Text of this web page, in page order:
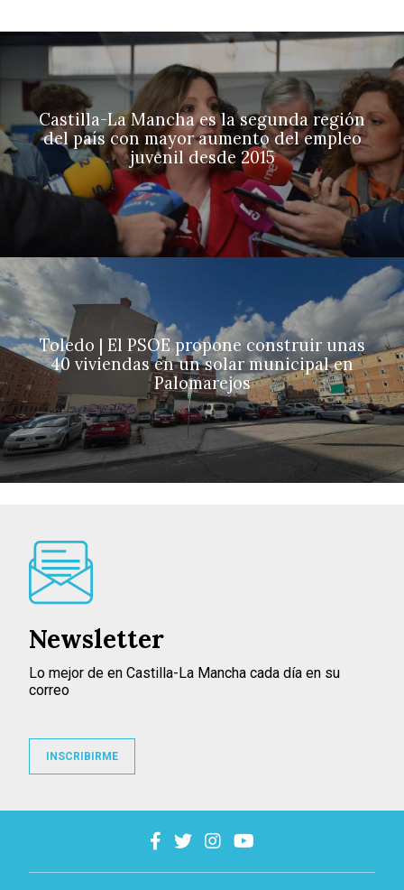
Castilla-La Mancha es la segunda región
del país con mayor aumento del empleo
juvenil desde 2015
Toledo | El PSOE propone construir unas
40 viviendas en un solar municipal en
Palomarejos
Newsletter
Lo mejor de en Castilla-La Mancha cada día en su
correo
INSCRIBIRME